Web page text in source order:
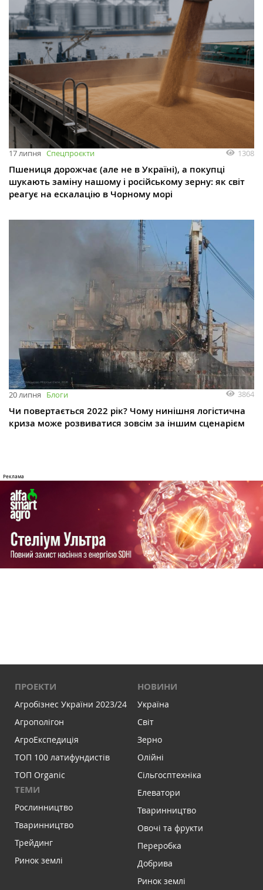
17 липня Спецпроєкти 1308
Пшениця дорожчає (але не в Україні), а покупці
шукають заміну нашому і російському зерну: як світ
реагує на ескалацію в Чорному морі
20 липня Блоги 3864
Чи повертається 2022 рік? Чому нинішня логістична
криза може розвиватися зовсім за іншим сценарієм
ПРОЕКТИ
Агробізнес України 2023/24
Агрополігон
АгроЕкспедиція
ТОП 100 латифундистів
ТОП Organic
ТЕМИ
Рослинництво
Тваринництво
Трейдинг
Ринок землі
НОВИНИ
Україна
Світ
Зерно
Олійні
Сільгосптехніка
Елеватори
Тваринництво
Овочі та фрукти
Переробка
Добрива
Ринок землі